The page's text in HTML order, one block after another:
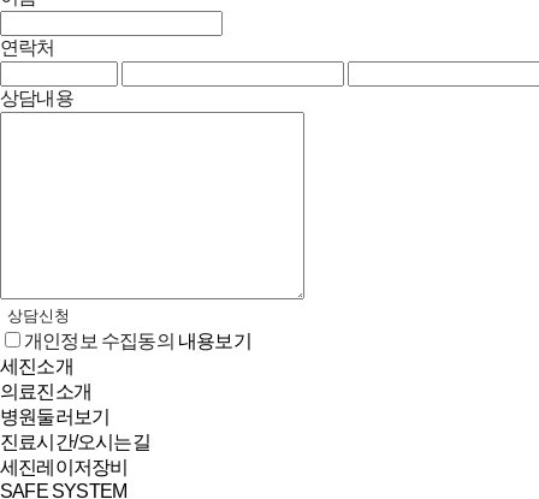
연락처
상담내용
상담신청
개인정보 수집동의 내용보기
세진소개
의료진소개
병원둘러보기
진료시간/오시는길
세진레이저장비
SAFE SYSTEM